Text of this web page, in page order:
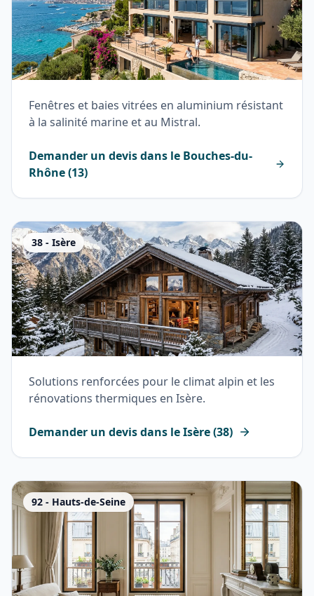
Fenêtres et baies vitrées en aluminium résistant
à la salinité marine et au Mistral.
Demander un devis dans le Bouches-du-
Rhône(13)
38 - Isère
Solutions renforcées pour le climat alpin et les
rénovations thermiques en Isère.
Demander un devis dans leIsère(38)
92 - Hauts-de-Seine